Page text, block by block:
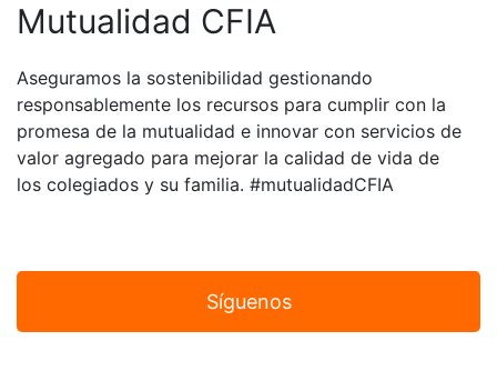
Mutualidad CFIA
Aseguramos la sostenibilidad gestionando
responsablemente los recursos para cumplir con la
promesa de la mutualidad e innovar con servicios de
valor agregado para mejorar la calidad de vida de
los colegiados y su familia. #mutualidadCFIA
Síguenos